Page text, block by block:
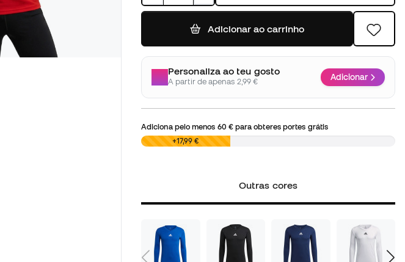
Adicionar ao carrinho
Personaliza ao teu gosto
A partir de apenas 2,99 € Adicionar
Adiciona pelo menos 60 €para obteres portes grátis
0,00 € +17,99 €
Outras cores